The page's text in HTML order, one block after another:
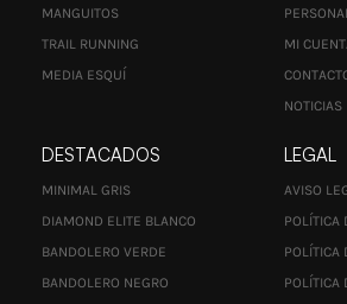
MANGUITOS
TRAIL RUNNING
MEDIA ESQUÍ
MI
NOTICIAS
DESTACADOS
MINIMAL GRIS
DIAMOND ELITE BLANCO
BANDOLERO VERDE
BANDOLERO NEGRO
LEGAL
AVISO
POLÍTICA
POLÍTICA
POLÍTICA